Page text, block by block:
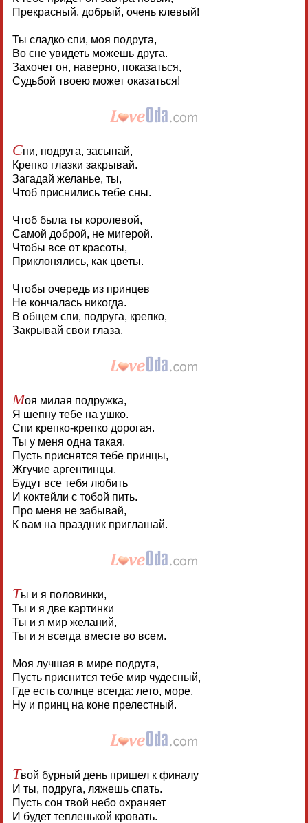
Прекрасный, добрый, очень клевый!
Ты сладко спи, моя подруга,
Во сне увидеть можешь друга.
Захочет он, наверно, показаться,
Судьбой твоею может оказаться!
Спи, подруга, засыпай,
Крепко глазки закрывай.
Загадай желанье, ты,
Чтоб приснились тебе сны.
Чтоб была ты королевой,
Самой доброй, не мигерой.
Чтобы все от красоты,
Приклонялись, как цветы.
Чтобы очередь из принцев
Не кончалась никогда.
В общем спи, подруга, крепко,
Закрывай свои глаза.
Моя милая подружка,
Я шепну тебе на ушко.
Спи крепко-крепко дорогая.
Ты у меня одна такая.
Пусть приснятся тебе принцы,
Жгучие аргентинцы.
Будут все тебя любить
И коктейли с тобой пить.
Про меня не забывай,
К вам на праздник приглашай.
Ты и я половинки,
Ты и я две картинки
Ты и я мир желаний,
Ты и я всегда вместе во всем.
Моя лучшая в мире подруга,
Пусть приснится тебе мир чудесный,
Где есть солнце всегда: лето, море,
Ну и принц на коне прелестный.
Твой бурный день пришел к финалу
И ты, подруга, ляжешь спать.
Пусть сон твой небо охраняет
И будет тепленькой кровать.